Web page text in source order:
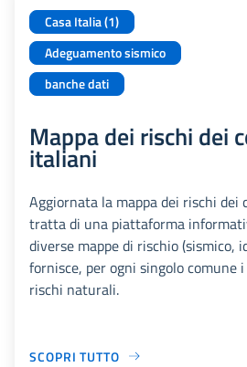
Casa Italia (1)
Adeguamento sismico
banche dati
Mappa dei rischi dei
italiani
Aggiornata la mappa dei rischi dei
tratta di una piattaforma
diverse mappe di rischio (sismico,
fornisce, per ogni singolo comune
rischi naturali.
SCOPRI TUTTO